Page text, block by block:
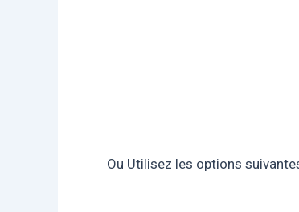
Ou Utilisez les options